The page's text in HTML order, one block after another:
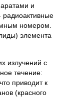
и
радиоактивные
номером.
элемента
излучений с
течение:
приводит к
(красного